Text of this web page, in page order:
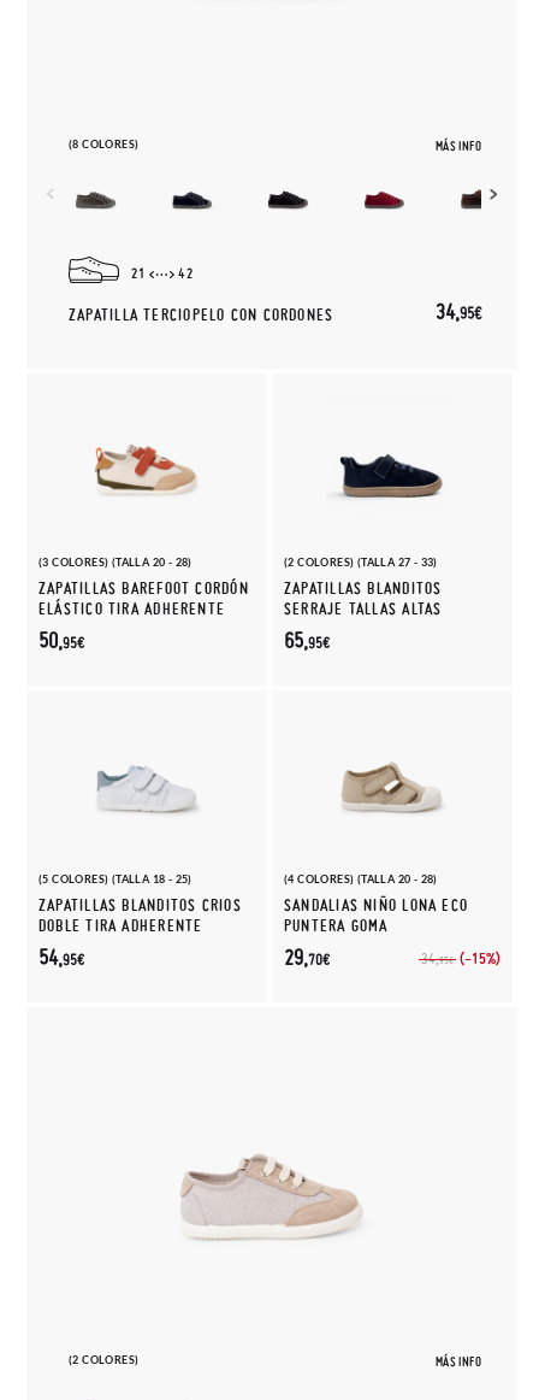
(8 COLORES) MÁS INFO
21 42
ZAPATILLA TERCIOPELO CON CORDONES 34,95€
(3 COLORES) (TALLA 20 - 28)
ZAPATILLAS BAREFOOT CORDÓN
ELÁSTICO TIRA ADHERENTE
50,95€
(2 COLORES) (TALLA 27 - 33)
ZAPATILLAS BLANDITOS
SERRAJE TALLAS ALTAS
65,95€
(5 COLORES) (TALLA 18 - 25)
ZAPATILLAS BLANDITOS CRIOS
DOBLE TIRA ADHERENTE
54,95€
(4 COLORES) (TALLA 20 - 28)
SANDALIAS NIÑO LONA ECO
PUNTERA GOMA
34,95€ (-15%)
29,70€
(2 COLORES) MÁS INFO